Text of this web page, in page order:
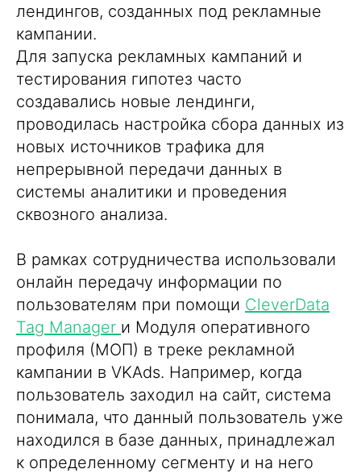
лендингов, созданных под рекламные
кампании.
Для запуска рекламных кампаний и
тестирования гипотез часто
создавались новые лендинги,
проводилась настройка сбора данных из
новых источников трафика для
непрерывной передачи данных в
системы аналитики и проведения
сквозного анализа.
В рамках сотрудничества использовали
онлайн передачу информации по
пользователям при помощи CleverData
Tag Manager и Модуля оперативного
профиля (МОП) в треке рекламной
кампании в VKAds. Например, когда
пользователь заходил на сайт, система
понимала, что данный пользователь уже
находился в базе данных, принадлежал
к определенному сегменту и на него